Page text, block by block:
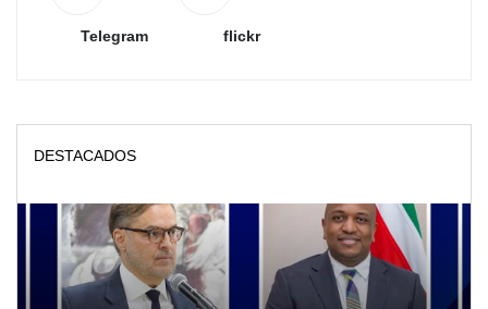
Telegram flickr
DESTACADOS